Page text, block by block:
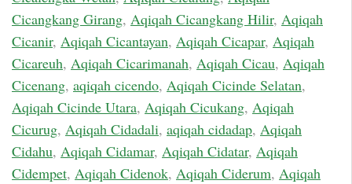
Cicangkang Girang, Aqiqah Cicangkang Hilir, Aqiqah
Cicanir, Aqiqah Cicantayan, Aqiqah Cicapar, Aqiqah
Cicareuh, Aqiqah Cicarimanah, Aqiqah Cicau, Aqiqah
Cicenang, aqiqah cicendo, Aqiqah Cicinde Selatan,
Aqiqah Cicinde Utara, Aqiqah Cicukang, Aqiqah
Cicurug, Aqiqah Cidadali, aqiqah cidadap, Aqiqah
Cidahu, Aqiqah Cidamar, Aqiqah Cidatar, Aqiqah
Cidempet, Aqiqah Cidenok, Aqiqah Ciderum, Aqiqah